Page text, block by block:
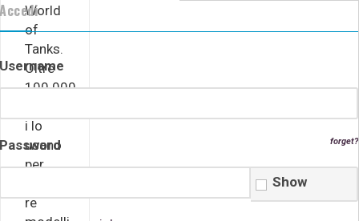
World
of
Tanks.
Oltre
100.000
i lo
usano
per
re
Accedi
Username
Password forget?
Show